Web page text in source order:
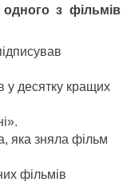
з фільмів
десятку кращих
яка зняла фільм
фільмів